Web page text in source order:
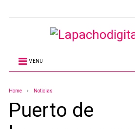
MENU
Home Noticias
Puerto de